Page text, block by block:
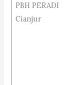
PBH PERADI
Cianjur